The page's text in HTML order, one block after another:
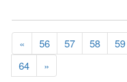
« 56 57 58 59
64
»